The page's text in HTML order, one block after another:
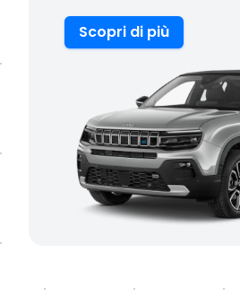
Scopri di più